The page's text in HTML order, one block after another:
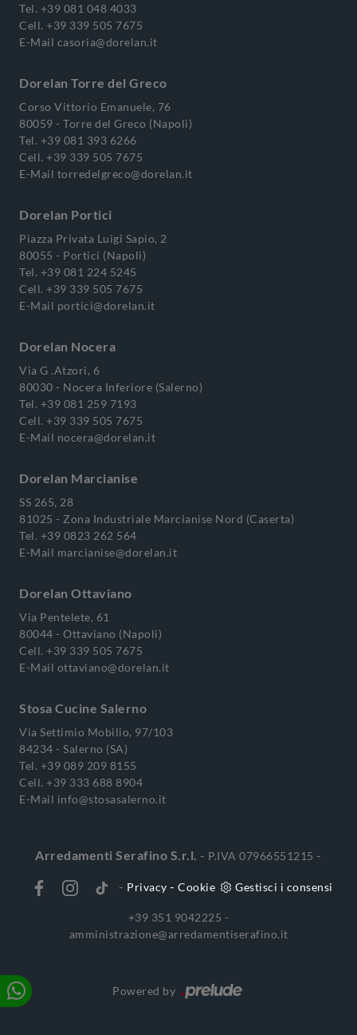
Tel. +39 081 048 4033
Cell. +39 339 505 7675
E-Mail casoria@dorelan.it
Dorelan Torre del Greco
Corso Vittorio Emanuele, 76
80059 - Torre del Greco (Napoli)
Tel. +39 081 393 6266
Cell. +39 339 505 7675
E-Mail torredelgreco@dorelan.it
Dorelan Portici
Piazza Privata Luigi Sapio, 2
80055 - Portici (Napoli)
Tel. +39 081 224 5245
Cell. +39 339 505 7675
E-Mail portici@dorelan.it
Dorelan Nocera
Via G .Atzori, 6
80030 - Nocera Inferiore (Salerno)
Tel. +39 081 259 7193
Cell. +39 339 505 7675
E-Mail nocera@dorelan.it
Dorelan Marcianise
SS 265, 28
81025 - Zona Industriale Marcianise Nord (Caserta)
Tel. +39 0823 262 564
E-Mail marcianise@dorelan.it
Dorelan Ottaviano
Via Pentelete, 61
80044 - Ottaviano (Napoli)
Cell. +39 339 505 7675
E-Mail ottaviano@dorelan.it
Stosa Cucine Salerno
Via Settimio Mobilio, 97/103
84234 - Salerno (SA)
Tel. +39 089 209 8155
Cell. +39 333 688 8904
E-Mail info@stosasalerno.it
Arredamenti Serafino S.r.l. - P.IVA 07966551215 -
- Privacy - Cookie Gestisci i consensi
+39 351 9042225 -
amministrazione@arredamentiserafino.it
Powered by